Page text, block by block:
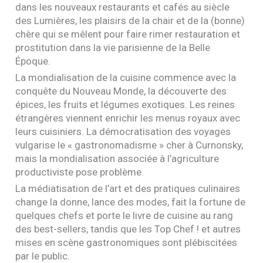
dans les nouveaux restaurants et cafés au siècle
des Lumières, les plaisirs de la chair et de la (bonne)
chère qui se mêlent pour faire rimer restauration et
prostitution dans la vie parisienne de la Belle
Époque.
La mondialisation de la cuisine commence avec la
conquête du Nouveau Monde, la découverte des
épices, les fruits et légumes exotiques. Les reines
étrangères viennent enrichir les menus royaux avec
leurs cuisiniers. La démocratisation des voyages
vulgarise le « gastronomadisme » cher à Curnonsky,
mais la mondialisation associée à l’agriculture
productiviste pose problème.
La médiatisation de l’art et des pratiques culinaires
change la donne, lance des modes, fait la fortune de
quelques chefs et porte le livre de cuisine au rang
des best-sellers, tandis que les Top Chef ! et autres
mises en scène gastronomiques sont plébiscitées
par le public.